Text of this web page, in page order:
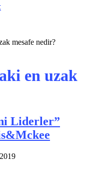
mesafe nedir?
en uzak
Liderler”